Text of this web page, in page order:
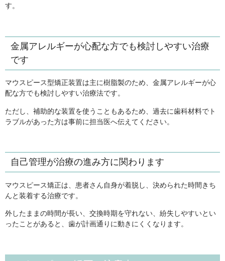
す。
金属アレルギーが心配な方でも検討しやすい治療
です
マウスピース型矯正装置は主に樹脂製のため、金属アレルギーが心
配な方でも検討しやすい治療法です。
ただし、補助的な装置を使うこともあるため、過去に歯科材料でト
ラブルがあった方は事前に担当医へ伝えてください。
自己管理が治療の進み方に関わります
マウスピース矯正は、患者さん自身が着脱し、決められた時間きち
んと装着する治療です。
外したままの時間が長い、交換時期を守れない、紛失しやすいとい
ったことがあると、歯が計画通りに動きにくくなります。